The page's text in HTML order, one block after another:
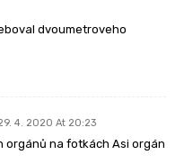
dvoumetroveho
4. 2020 At 20:23
orgánů na fotkách Asi orgán